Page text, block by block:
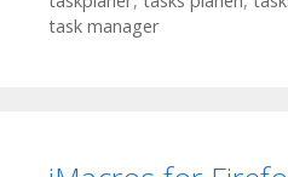
task manager